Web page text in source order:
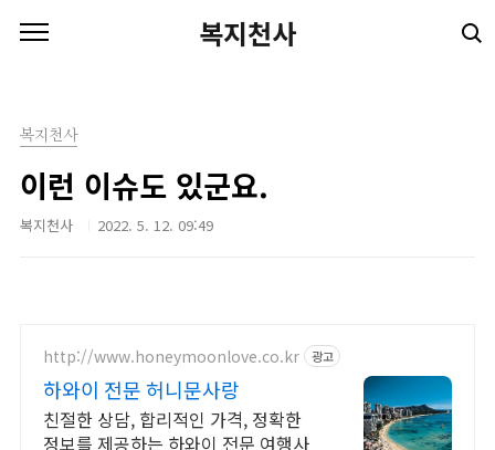
복지천사
복지천사
이런 이슈도 있군요.
복지천사 2022. 5. 12. 09:49
http://www.honeymoonlove.co.kr 광고
하와이 전문 허니문사랑
친절한 상담, 합리적인 가격, 정확한
정보를 제공하는 하와이 전문 여행사